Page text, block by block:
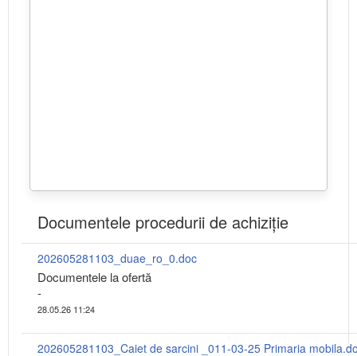
Documentele procedurii de achiziție
202605281103_duae_ro_0.doc
Documentele la ofertă
-
28.05.26 11:24
202605281103_Caiet de sarcini _011-03-25 Primaria